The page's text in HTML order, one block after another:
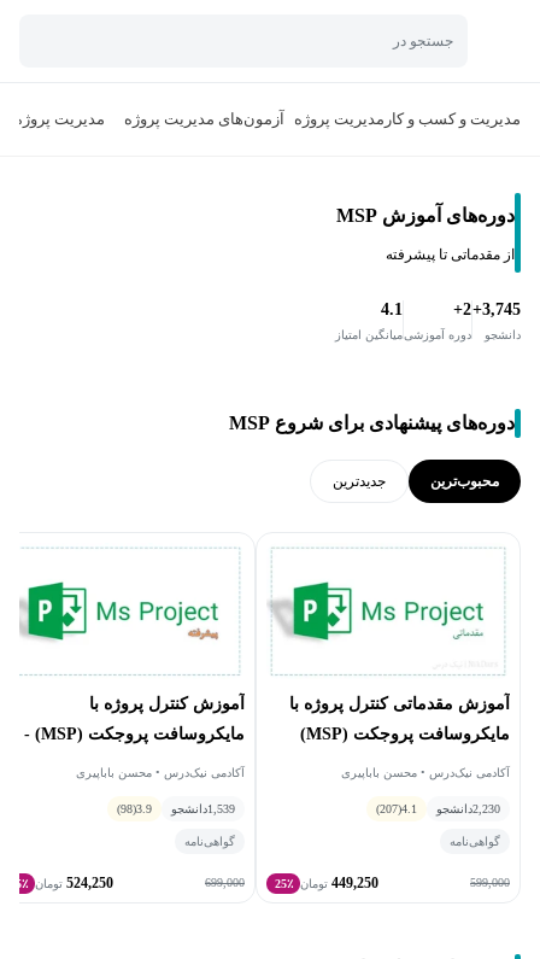
جستجو در
مدیریت و کسب و کار مدیریت پروژه آزمون‌های مدیریت پروژه مدیریت پروژه
دوره‌های آموزش MSP
از مقدماتی تا پیشرفته
3,745+
دانشجو
2+
دوره آموزشی
4.1
میانگین امتیاز
دوره‌های پیشنهادی برای شروع MSP
محبوب‌ترین جدید‌ترین
آموزش مقدماتی کنترل پروژه با
مایکروسافت پروجکت (MSP)
آکادمی نیک‌درس • محسن باباپیری
2,230دانشجو 4.1
(207)
گواهی‌نامه
599,000
449,250 تومان 25٪
آموزش کنترل پروژه با
مایکروسافت پروجکت (MSP) -
پیشرفته
آکادمی نیک‌درس • محسن باباپیری
1,539دانشجو 3.9
(98)
گواهی‌نامه
699,000
524,250 تومان 25٪